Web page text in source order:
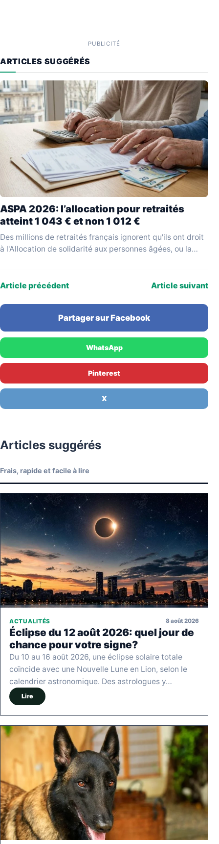
PUBLICITÉ
ARTICLES SUGGÉRÉS
ASPA 2026: l’allocation pour retraités
atteint 1 043 € et non 1 012 €
Des millions de retraités français ignorent qu'ils ont droit
à l'Allocation de solidarité aux personnes âgées, ou la
Article précédent Article suivant
Partager sur Facebook
WhatsApp
Pinterest
X
Articles suggérés
Frais, rapide et facile à lire
ACTUALITÉS 8 août 2026
Éclipse du 12 août 2026: quel jour de
chance pour votre signe?
Du 10 au 16 août 2026, une éclipse solaire totale
coïncide avec une Nouvelle Lune en Lion, selon le
calendrier astronomique. Des astrologues y…
Lire